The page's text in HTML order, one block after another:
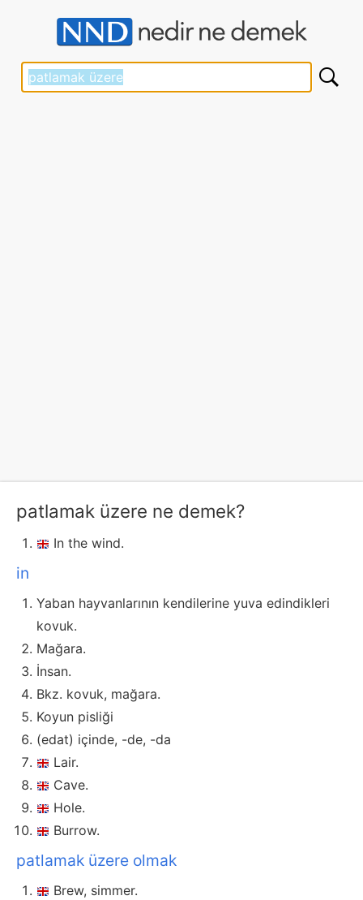
patlamak üzere ne demek?
In the wind.
in
Yaban hayvanlarının kendilerine yuva edindikleri
kovuk.
Mağara.
İnsan.
Bkz. kovuk, mağara.
Koyun pisliği
(edat) içinde, -de, -da
Lair.
Cave.
Hole.
Burrow.
patlamak üzere olmak
Brew, simmer.